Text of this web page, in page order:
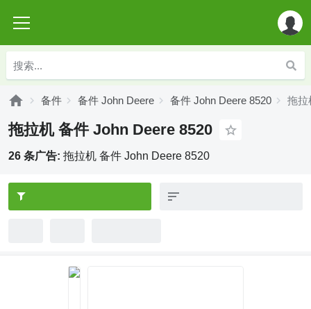
备件 备件 John Deere 备件 John Deere 8520 拖拉
拖拉机 备件 John Deere 8520
26 条广告: 拖拉机 备件 John Deere 8520